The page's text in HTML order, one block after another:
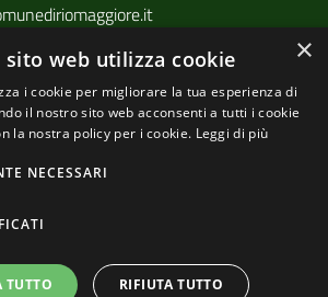
Utili
| Realizzato con WordPress
×
sito web utilizza cookie
i cookie per migliorare la tua esperienza di
il nostro sito web acconsenti a tutti i cookie
la nostra policy per i cookie. Leggi di più
NECESSARI
TUTTO RIFIUTA TUTTO